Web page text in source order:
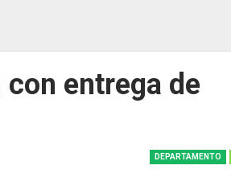
entrega de
DEPARTAMENTO